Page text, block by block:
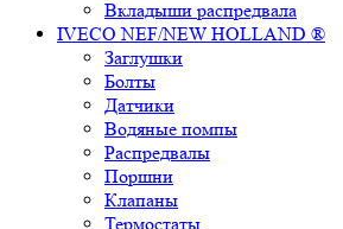
Вкладыши распредвала
IVECO NEF/NEW HOLLAND ®
Заглушки
Болты
Датчики
Водяные помпы
Распредвалы
Поршни
Клапаны
Термостаты